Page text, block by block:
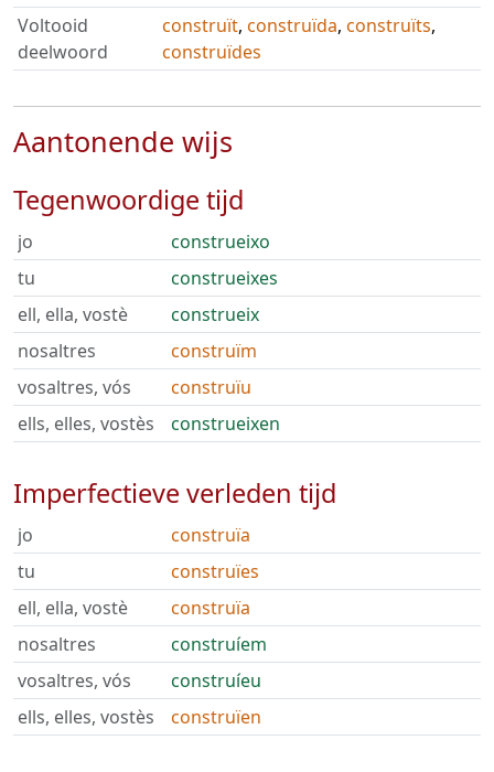
Voltooid
deelwoord
construït, construïda, construïts,
construïdes
Aantonende wijs
Tegenwoordige tijd
jo
construeixo
tu
construeixes
ell, ella, vostè
construeix
nosaltres
construïm
vosaltres, vós
construïu
ells, elles, vostès
construeixen
Imperfectieve verleden tijd
jo
construïa
tu
construïes
ell, ella, vostè
construïa
nosaltres
construíem
vosaltres, vós
construíeu
ells, elles, vostès
construïen